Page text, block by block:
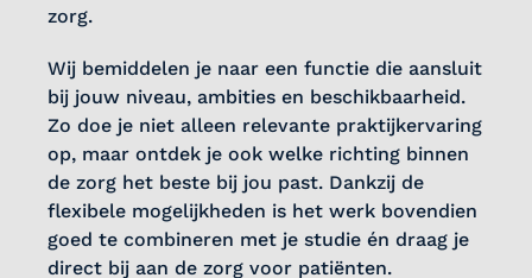
zorg.
Wij bemiddelen je naar een functie die aansluit
bij jouw niveau, ambities en beschikbaarheid.
Zo doe je niet alleen relevante praktijkervaring
op, maar ontdek je ook welke richting binnen
de zorg het beste bij jou past. Dankzij de
flexibele mogelijkheden is het werk bovendien
goed te combineren met je studie én draag je
direct bij aan de zorg voor patiënten.